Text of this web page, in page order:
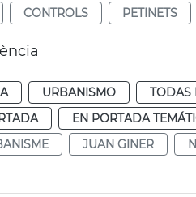
CONTROLS PETINETS
URBANISMO
TODAS
EN PORTADA
JUAN GINER